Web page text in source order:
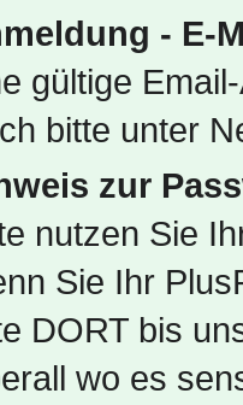
- E-
gültige
bitte unter
zur
nutzen Sie
Sie Ihr
DORT bis
wo es